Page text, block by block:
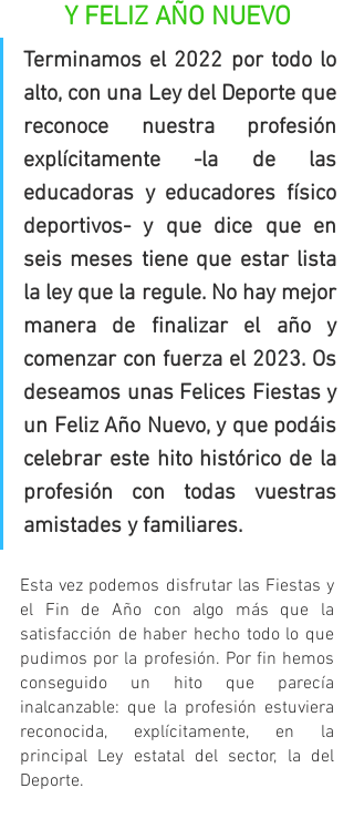
Y FELIZ AÑO NUEVO
Terminamos el 2022 por todo lo
alto, con una Ley del Deporte que
reconoce nuestra profesión
explícitamente -la de las
educadoras y educadores físico
deportivos- y que dice que en
seis meses tiene que estar lista
la ley que la regule. No hay mejor
manera de finalizar el año y
comenzar con fuerza el 2023. Os
deseamos unas Felices Fiestas y
un Feliz Año Nuevo, y que podáis
celebrar este hito histórico de la
profesión con todas vuestras
amistades y familiares.
Esta vez podemos disfrutar las Fiestas y
el Fin de Año con algo más que la
satisfacción de haber hecho todo lo que
pudimos por la profesión. Por fin hemos
conseguido un hito que parecía
inalcanzable: que la profesión estuviera
reconocida, explícitamente, en la
principal Ley estatal del sector, la del
Deporte.